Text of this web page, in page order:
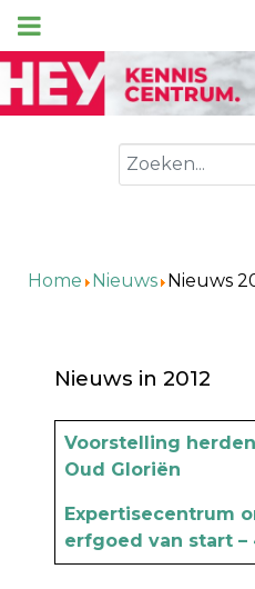
Zoeken
Home Nieuws Nieuws
Nieuws in 2012
Artikels
Titel
Voorstelling
Oud Gloriën
Expertisecentrum
erfgoed van start –